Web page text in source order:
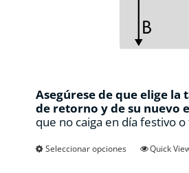
Asegúrese de que elige
de retorno y de su nuevo
que no caiga en día festivo
Seleccionar opciones
Este
Quick